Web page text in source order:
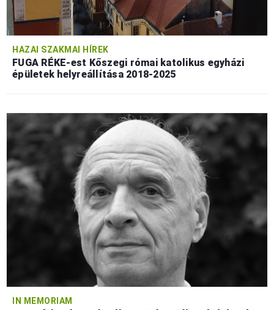
HAZAI SZAKMAI HÍREK
FUGA RÉKE-est Kőszegi római katolikus egyházi
épületek helyreállítása 2018-2025
IN MEMORIAM